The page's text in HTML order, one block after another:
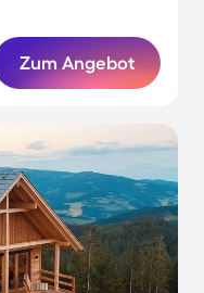
Zum Angebot